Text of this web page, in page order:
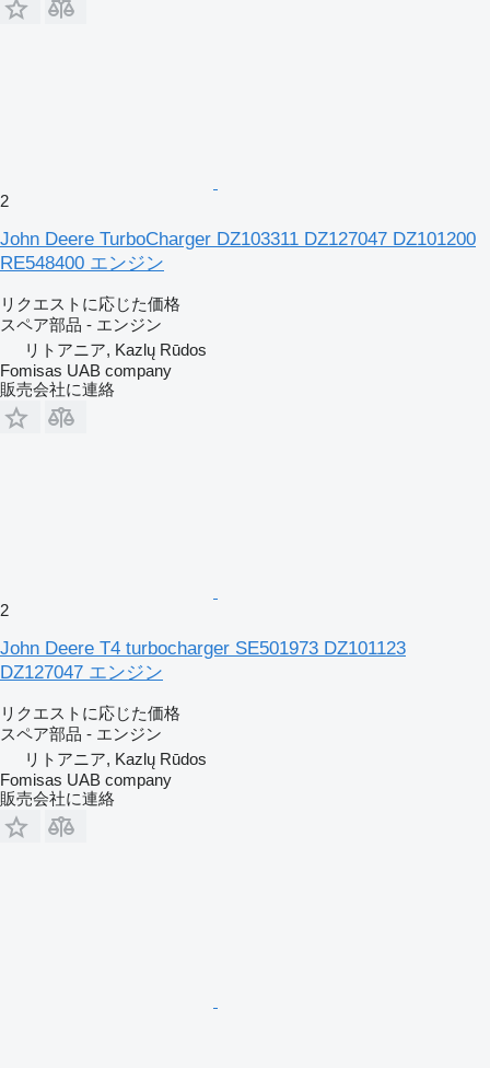
2
John Deere TurboCharger DZ103311 DZ127047 DZ101200
RE548400 エンジン
リクエストに応じた価格
スペア部品 - エンジン
リトアニア, Kazlų Rūdos
Fomisas UAB company
販売会社に連絡
2
John Deere T4 turbocharger SE501973 DZ101123
DZ127047 エンジン
リクエストに応じた価格
スペア部品 - エンジン
リトアニア, Kazlų Rūdos
Fomisas UAB company
販売会社に連絡